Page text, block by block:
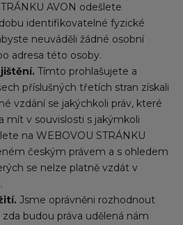
AVON odešlete
identifikovatelné fyzické
neuváděli žádné osobní
adresa této osoby.
Tímto prohlašujete a
příslušných třetích stran získali
vzdání se jakýchkoli práv, které
mít v souvislosti s jakýmkoli
na WEBOVOU STRÁNKU
českým právem a s ohledem
se nelze platně vzdát v
Jsme oprávněni rozhodnout
budou práva udělená nám